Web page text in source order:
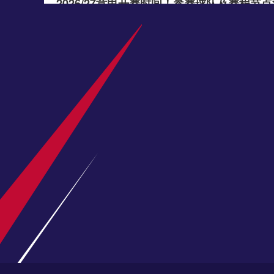
2026-27赛季意甲什么时候开打？官方开赛时间、
皇马积极谈判迪奥曼德 欧冠夏窗补强边路
欧冠夏窗转会动态，皇马持续与莱比锡谈判迪奥曼
多特重磅引援敲定！3300万签下18岁天才卡